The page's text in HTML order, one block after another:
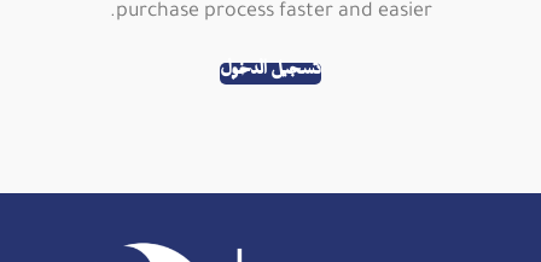
purchase process faster and easier.
تسجيل الدخول